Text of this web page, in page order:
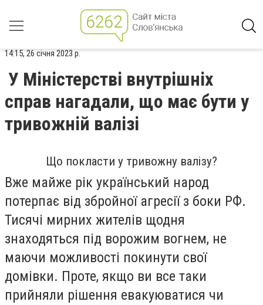
14:15, 26 січня 2023 р.
У Міністерстві внутрішніх
справ нагадали, що має бути у
тривожній валізі
Що покласти у тривожну валізу?
Вже майже рік український народ
потерпає від збройної агресії з боки РФ.
Тисячі мирних жителів щодня
знаходяться під ворожим вогнем, не
маючи можливості покинути свої
домівки. Проте, якщо ви все таки
прийняли рішення евакуюватися чи